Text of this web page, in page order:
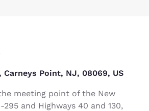
Carneys Point, NJ, 08069, US
meeting point of the New
and Highways 40 and 130,